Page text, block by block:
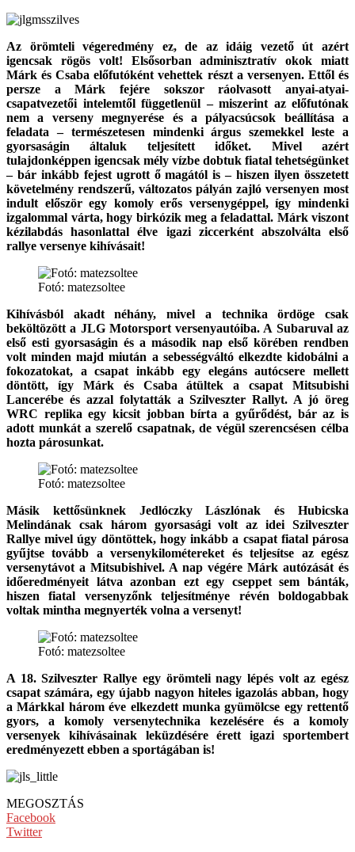
Az örömteli végeredmény ez, de az idáig vezető út azért
igencsak rögös volt! Elsősorban adminisztratív okok miatt
Márk és Csaba előfutóként vehettek részt a versenyen. Ettől és
persze a Márk fejére sokszor ráolvasott anyai-atyai-
csapatvezetői intelemtől függetlenül – miszerint az előfutónak
nem a verseny megnyerése és a pályacsúcsok beállítása a
feladata – természetesen mindenki árgus szemekkel leste a
gyorsaságin általuk teljesített időket. Mivel azért
tulajdonképpen igencsak mély vízbe dobtuk fiatal tehetségünket
– bár inkább fejest ugrott ő magától is – hiszen ilyen összetett
követelmény rendszerű, változatos pályán zajló versenyen most
indult először egy komoly erős versenygéppel, így mindenki
izgalommal várta, hogy birkózik meg a feladattal. Márk viszont
kézilabdás hasonlattal élve igazi ziccerként abszolválta első
rallye versenye kihívásait!
Fotó: matezsoltee
Kihívásból akadt néhány, mivel a technika ördöge csak
beköltözött a JLG Motorsport versenyautóiba. A Subaruval az
első esti gyorsaságin és a második nap első körében rendben
volt minden majd miután a sebességváltó elkezdte kidobálni a
fokozatokat, a csapat inkább egy elegáns autócsere mellett
döntött, így Márk és Csaba átültek a csapat Mitsubishi
Lancerébe és azzal folytatták a Szilveszter Rallyt. A jó öreg
WRC replika egy kicsit jobban bírta a gyűrődést, bár az is
adott munkát a szerelő csapatnak, de végül szerencsésen célba
hozta párosunkat.
Fotó: matezsoltee
Másik kettősünknek Jedlóczky Lászlónak és Hubicska
Melindának csak három gyorsasági volt az idei Szilveszter
Rallye mivel úgy döntöttek, hogy inkább a csapat fiatal párosa
gyűjtse tovább a versenykilométereket és teljesítse az egész
versenytávot a Mitsubishivel. A nap végére Márk autózását és
időeredményeit látva azonban ezt egy cseppet sem bánták,
hiszen fiatal versenyzőnk teljesítménye révén boldogabbak
voltak mintha megnyerték volna a versenyt!
Fotó: matezsoltee
A 18. Szilveszter Rallye egy örömteli nagy lépés volt az egész
csapat számára, egy újabb nagyon hiteles igazolás abban, hogy
a Márkkal három éve elkezdett munka gyümölcse egy rettentő
gyors, a komoly versenytechnika kezelésére és a komoly
versenyek kihívásainak leküzdésére érett igazi sportembert
eredményezett ebben a sportágában is!
MEGOSZTÁS
Facebook
Twitter